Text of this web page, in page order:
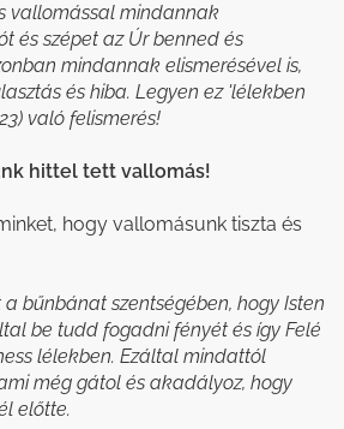
vallomással mindannak
és szépet az Úr benned és
mindannak elismerésével is,
és hiba. Legyen ez 'lélekben
való felismerés!
hittel tett vallomás!
hogy vallomásunk tiszta és
bűnbánat szentségében, hogy Isten
be tudd fogadni fényét és így Felé
lélekben. Ezáltal mindattól
még gátol és akadályoz, hogy
előtte.